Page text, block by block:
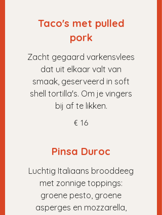
Taco's met pulled
pork
Zacht gegaard varkensvlees
dat uit elkaar valt van
smaak, geserveerd in soft
shell tortilla's. Om je vingers
bij af te likken.
€ 16
Pinsa Duroc
Luchtig Italiaans brooddeeg
met zonnige toppings:
groene pesto, groene
asperges en mozzarella,